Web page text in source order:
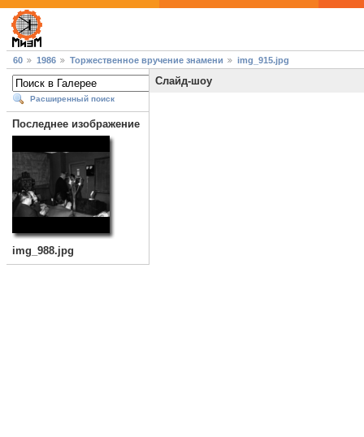
60 1986 Торжественное вручение знамени img_915.jpg
Расширенный поиск
Последнее изображение
img_988.jpg
Слайд-шоу